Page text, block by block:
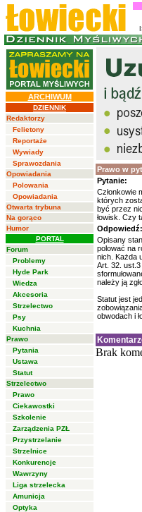
ARCHIWUM
DZIENNIK
Redaktorzy
Felietony
Reportaże
Wywiady
Sprawozdania
Opowiadania
Polowania
Opowiadania
Otwarta trybuna
Na gorąco
Humor
PORTAL
Forum
Problemy
Hyde Park
Wiedza
Akcesoria
Strzelectwo
Psy
Kuchnia
Prawo
Pytania
Ustawa
Statut
Strzelectwo
Prawo
Ciekawostki
Szkolenie
Zarządzenia PZŁ
Przystrzelanie
Strzelnice
Konkurencje
Wawrzyny
Liga strzelecka
Amunicja
Optyka
Brak
Prawo w
Pytanie:
Członkowie
których
być przez
łowisk. Czy
Odpowiedź:
Opisany
polować na
nich. Każda
Art. 32.
należy ją
Statut jest
obwodach i